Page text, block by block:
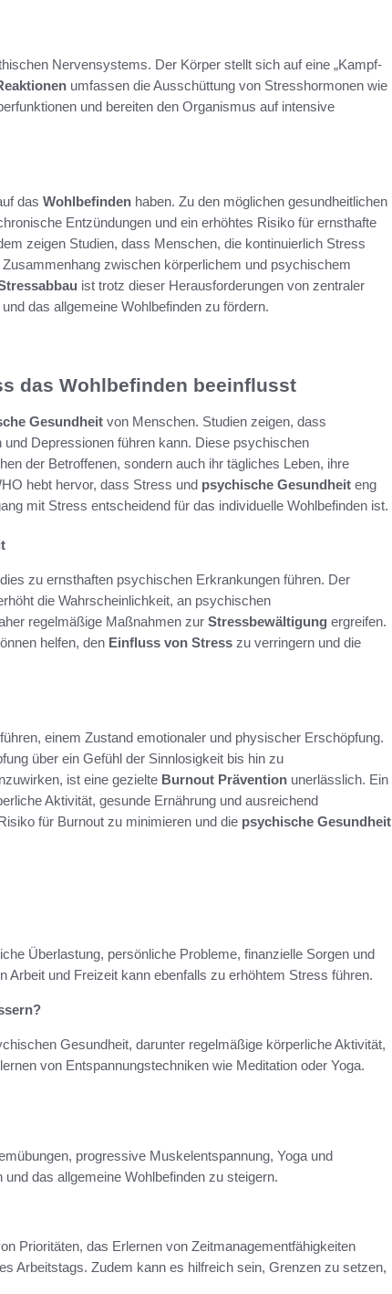
Nervensystems. Der Körper stellt sich auf eine „Kampf-
umfassen die Ausschüttung von Stresshormonen wie
und bereiten den Organismus auf intensive
das Wohlbefinden haben. Zu den möglichen gesundheitlichen
Entzündungen und ein erhöhtes Risiko für ernsthafte
zeigen Studien, dass Menschen, die kontinuierlich Stress
zwischen körperlichem und psychischem
ist trotz dieser Herausforderungen von zentraler
das allgemeine Wohlbefinden zu fördern.
das Wohlbefinden beeinflusst
Gesundheit von Menschen. Studien zeigen, dass
Depressionen führen kann. Diese psychischen
der Betroffenen, sondern auch ihr tägliches Leben, ihre
hebt hervor, dass Stress und psychische Gesundheit eng
mit Stress entscheidend für das individuelle Wohlbefinden ist.
zu ernsthaften psychischen Erkrankungen führen. Der
die Wahrscheinlichkeit, an psychischen
regelmäßige Maßnahmen zur Stressbewältigung ergreifen.
helfen, den Einfluss von Stress zu verringern und die
einem Zustand emotionaler und physischer Erschöpfung.
über ein Gefühl der Sinnlosigkeit bis hin zu
ist eine gezielte Burnout Prävention unerlässlich. Ein
Aktivität, gesunde Ernährung und ausreichend
für Burnout zu minimieren und die psychische Gesundheit
Überlastung, persönliche Probleme, finanzielle Sorgen und
und Freizeit kann ebenfalls zu erhöhtem Stress führen.
Gesundheit, darunter regelmäßige körperliche Aktivität,
von Entspannungstechniken wie Meditation oder Yoga.
progressive Muskelentspannung, Yoga und
das allgemeine Wohlbefinden zu steigern.
Prioritäten, das Erlernen von Zeitmanagementfähigkeiten
Arbeitstags. Zudem kann es hilfreich sein, Grenzen zu setzen,